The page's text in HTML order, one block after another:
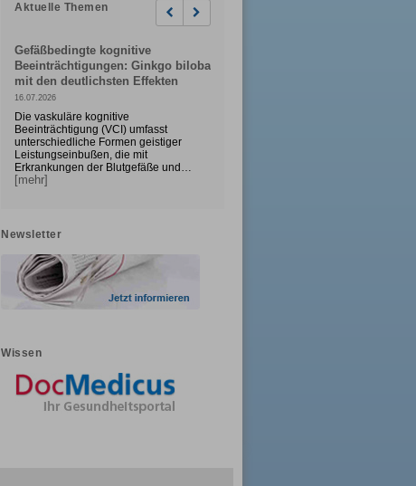
Aktuelle Themen Previous
Gefäßbedingte kognitive
Beeinträchtigungen: Ginkgo biloba
mit den deutlichsten Effekten
16.07.2026
Die vaskuläre kognitive
Beeinträchtigung (VCI) umfasst
unterschiedliche Formen geistiger
Leistungseinbußen, die mit
Erkrankungen der Blutgefäße und…
[mehr]
Newsletter
Wissen